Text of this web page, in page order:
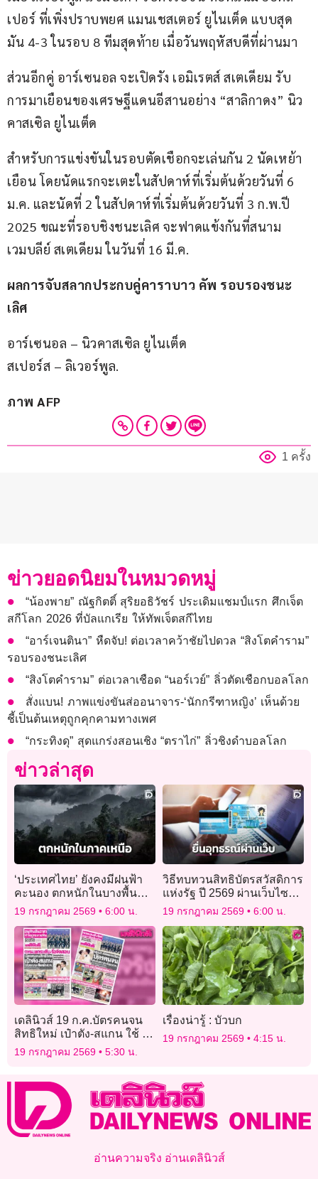
เปอร์ ที่เพิ่งปราบพยศ แมนเชสเตอร์ ยูไนเต็ด แบบสุด
มัน 4-3 ในรอบ 8 ทีมสุดท้าย เมื่อวันพฤหัสบดีที่ผ่านมา
ส่วนอีกคู่ อาร์เซนอล จะเปิดรัง เอมิเรตส์ สเตเดียม รับ
การมาเยือนของเศรษฐีแดนอีสานอย่าง “สาลิกาดง” นิว
คาสเซิล ยูไนเต็ด
สำหรับการแข่งขันในรอบตัดเชือกจะเล่นกัน 2 นัดเหย้า
เยือน โดยนัดแรกจะเตะในสัปดาห์ที่เริ่มต้นด้วยวันที่ 6
ม.ค. และนัดที่ 2 ในสัปดาห์ที่เริ่มต้นด้วยวันที่ 3 ก.พ.ปี
2025 ขณะที่รอบชิงชนะเลิศ จะฟาดแข้งกันที่สนาม
เวมบลีย์ สเตเดียม ในวันที่ 16 มี.ค.
ผลการจับสลากประกบคู่คาราบาว คัพ รอบรองชนะ
เลิศ
อาร์เซนอล – นิวคาสเซิล ยูไนเต็ด
สเปอร์ส – ลิเวอร์พูล.
ภาพ AFP
1 ครั้ง
ข่าวยอดนิยมในหมวดหมู่
“น้องพาย” ณัฐกิตติ์ สุริยอธิวัชร์ ประเดิมแชมป์แรก ศึกเจ็ต
สกีโลก 2026 ที่บัลแกเรีย ให้ทัพเจ็ตสกีไทย
“อาร์เจนตินา” หืดจับ! ต่อเวลาคว้าชัยไปดวล “สิงโตคำราม”
รอบรองชนะเลิศ
“สิงโตคำราม” ต่อเวลาเชือด “นอร์เวย์” ลิ่วตัดเชือกบอลโลก
สั่งแบน! ภาพแข่งขันส่ออนาจาร-‘นักกรีฑาหญิง’ เห็นด้วย
ชี้เป็นต้นเหตุถูกคุกคามทางเพศ
“กระทิงดุ” สุดแกร่งสอนเชิง “ตราไก่” ลิ่วชิงดำบอลโลก
ข่าวล่าสุด
‘ประเทศไทย’ ยังคงมีฝนฟ้า
คะนอง ตกหนักในบางพื้นที่
บริเวณภาคเหนือ
19 กรกฎาคม 2569 6:00 น.
วิธีทบทวนสิทธิบัตรสวัสดิการ
แห่งรัฐ ปี 2569 ผ่านเว็บไซต์
welfare.mof.go.th
19 กรกฎาคม 2569 6:00 น.
เดลินิวส์ 19 ก.ค.บัตรคนจน
สิทธิใหม่ เป๋าตัง-สแกน ใช้ 2
แบบ-ดีเดย์ 1 ส.ค.
19 กรกฎาคม 2569 5:30 น.
เรื่องน่ารู้ : บัวบก
19 กรกฎาคม 2569 4:15 น.
อ่านความจริง อ่านเดลินิวส์